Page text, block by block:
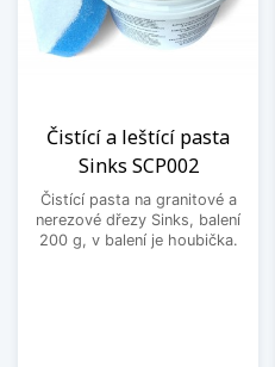
Čistící a leštící pasta
Sinks SCP002
Čistící pasta na granitové a
nerezové dřezy Sinks, balení
200 g, v balení je houbička.